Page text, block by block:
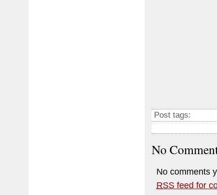
Post tags:
No
No comments
RSS feed for